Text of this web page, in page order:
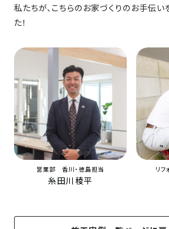
私たちが、こちらのお家づくりのお手伝い
た！
営業部 香川・徳島担当
糸田川稜平
リフ